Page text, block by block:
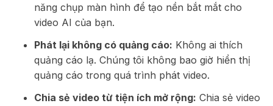
năng chụp màn hình để tạo nền bắt mắt cho
video AI của bạn.
Phát lại không có quảng cáo: Không ai thích
quảng cáo lạ. Chúng tôi không bao giờ hiển thị
quảng cáo trong quá trình phát video.
Chia sẻ video từ tiện ích mở rộng: Chia sẻ video